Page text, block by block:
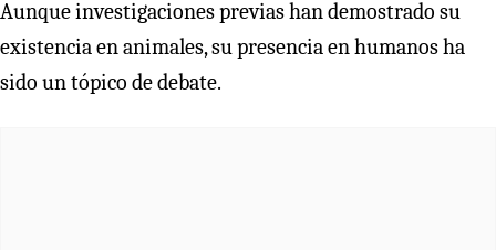
Aunque investigaciones previas han demostrado su
existencia en animales, su presencia en humanos ha
sido un tópico de debate.